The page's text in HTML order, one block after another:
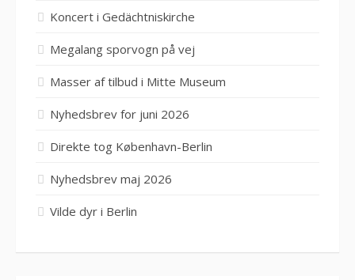
Koncert i Gedächtniskirche
Megalang sporvogn på vej
Masser af tilbud i Mitte Museum
Nyhedsbrev for juni 2026
Direkte tog København-Berlin
Nyhedsbrev maj 2026
Vilde dyr i Berlin